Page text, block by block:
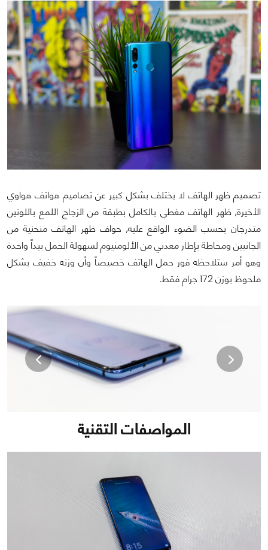
تصميم ظهر الهاتف لا يختلف بشكل كبير عن تصاميم هواتف هواوي
الأخيرة, ظهر الهاتف مغطي بالكامل بطبقة من الزجاج اللمع باللونين
متدرجان بحسب الضوء الواقع عليه, حواف ظهر الهاتف منحنية من
الجانبين ومحاطة بإطار معدني من الألومنيوم لسهولة الحمل بيداً واحدة
وهو أمر ستلاحظه فور حمل الهاتف خصيصاً وأن وزنه خفيف بشكل
ملحوظ بوزن 172 جرام فقط.
المواصفات التقنية